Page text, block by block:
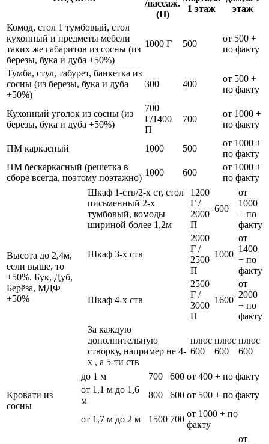
/пассаж.
(П)
1 этаж
этаж
Комод, стол 1 тумбовый, стол
кухонный и предметы мебели
таких же габаритов из сосны (из
березы, бука и дуба +50%)
1000 Г 500
от 500 +
по факту
Тумба, стул, табурет, банкетка из
сосны (из березы, бука и дуба
+50%)
300 400
от 500 +
по факту
Кухонный уголок из сосны (из
березы, бука и дуба +50%)
700
Г/1400
П
700
от 1000 +
по факту
ПМ каркасный 1000 500
от 1000 +
по факту
ПМ бескаркасный (решетка в
сборе всегда, поэтому поэтажно)
1000 600
от 1000 +
по факту
Высота до 2,4м,
если выше, то
+50%. Бук, Дуб,
Берёза, МДФ
+50%
Шкаф 1-ств/2-х ст, стол
письменный 2-х
тумбовый, комоды
шириной более 1,2м
1200
Г /
2000
П
600
от
1000
+ по
факту
Шкаф 3-х ств
2000
Г /
2500
П
1000
от
1400
+ по
факту
Шкаф 4-х ств
2500
Г /
3000
П
1600
от
2000
+ по
факту
За каждую
дополнительную
створку, например не 4-
х , а 5-ти ств
плюс
600
плюс
600
плюс
600
Кровати из
сосны
до 1 м 700 600 от 400 + по факту
от 1,1 м до 1,6
м
800 600 от 500 + по факту
от 1,7 м до 2 м 1500 700
от 1000 + по
факту
от